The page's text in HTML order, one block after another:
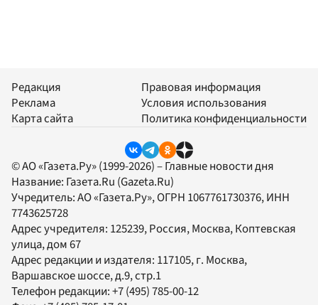
Редакция
Реклама
Карта сайта
Правовая информация
Условия использования
Политика конфиденциальности
© АО «Газета.Ру» (1999-2026) – Главные новости дня
Название: Газета.Ru (Gazeta.Ru)
Учредитель:АО «Газета.Ру», ОГРН 1067761730376, ИНН
7743625728
Адрес учредителя: 125239, Россия, Москва, Коптевская
улица, дом 67
Адрес редакции и издателя: 117105, г. Москва,
Варшавское шоссе, д.9, стр.1
Телефон редакции:+7 (495) 785-00-12